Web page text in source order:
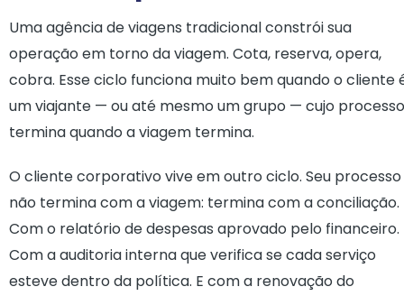
Uma agência de viagens tradicional constrói sua
operação em torno da viagem. Cota, reserva, opera,
cobra. Esse ciclo funciona muito bem quando o cliente
um viajante — ou até mesmo um grupo — cujo processo
termina quando a viagem termina.
O cliente corporativo vive em outro ciclo. Seu processo
não termina com a viagem: termina com a conciliação.
Com o relatório de despesas aprovado pelo financeiro.
Com a auditoria interna que verifica se cada serviço
esteve dentro da política. E com a renovação do